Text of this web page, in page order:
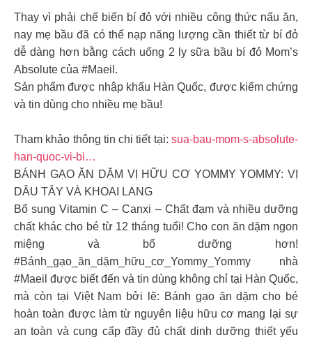
Thay vì phải chế biến bí đỏ với nhiều công thức nấu ăn,
nay mẹ bầu đã có thể nạp năng lượng cần thiết từ bí đỏ
dễ dàng hơn bằng cách uống 2 ly sữa bầu bí đỏ Mom’s
Absolute của #Maeil.
Sản phẩm được nhập khẩu Hàn Quốc, được kiểm chứng
và tin dùng cho nhiều mẹ bầu!
Tham khảo thông tin chi tiết tại: sua-bau-mom-s-absolute-
han-quoc-vi-bi…
BÁNH GẠO ĂN DẶM VỊ HỮU CƠ YOMMY YOMMY: VỊ
DÂU TÂY VÀ KHOAI LANG
Bổ sung Vitamin C – Canxi – Chất đạm và nhiều dưỡng
chất khác cho bé từ 12 tháng tuổi! Cho con ăn dặm ngon
miệng và bổ dưỡng hơn!
#Bánh_gạo_ăn_dặm_hữu_cơ_Yommy_Yommy nhà
#Maeil được biết đến và tin dùng không chỉ tại Hàn Quốc,
mà còn tại Việt Nam bởi lẽ: Bánh gạo ăn dặm cho bé
hoàn toàn được làm từ nguyên liệu hữu cơ mang lại sự
an toàn và cung cấp đầy đủ chất dinh dưỡng thiết yếu